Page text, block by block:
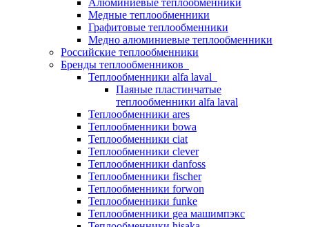
Алюминиевые теплообменники
Медные теплообменники
Графитовые теплообменники
Медно алюминиевые теплообменники
Российские теплообменники
Бренды теплообменников
Теплообменники alfa laval
Паяные пластинчатые
теплообменники alfa laval
Теплообменники ares
Теплообменники bowa
Теплообменники ciat
Теплообменники clever
Теплообменники danfoss
Теплообменники fischer
Теплообменники forwon
Теплообменники funke
Теплообменники gea машимпэкс